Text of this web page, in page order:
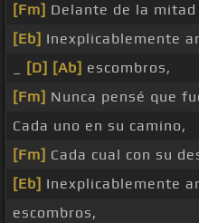
[Fm] Delante de la mitad
[Eb] Inexplicablemente
[D] [Ab] escombros,
[Fm] Nunca pensé que
Cada uno en su camino,
[Fm] Cada cual con su
[Eb] Inexplicablemente
escombros,